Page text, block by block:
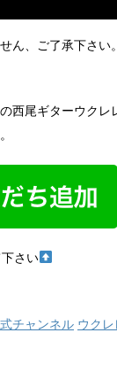
ん、ご了承下さ
西尾ギターウクレ
さい
チャンネル ウク